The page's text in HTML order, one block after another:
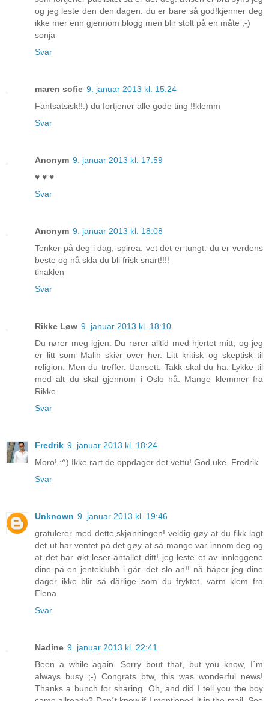
og jeg leste den den dagen. du er bare så god!kjenner deg
ikke mer enn gjennom blogg men blir stolt på en måte ;-)
sonja
Svar
maren sofie 9. januar 2013 kl. 15:24
Fantsatsisk!!:) du fortjener alle gode ting !!klemm
Svar
Anonym 9. januar 2013 kl. 17:59
♥ ♥ ♥
Svar
Anonym 9. januar 2013 kl. 18:08
Tenker på deg i dag, spirea. vet det er tungt. du er verdens
beste og nå skla du bli frisk snart!!!!
tinaklen
Svar
Rikke Løw 9. januar 2013 kl. 18:10
Du rører meg igjen. Du rører alltid med hjertet mitt, og jeg
er litt som Malin skivr over her. Litt kritisk og skeptisk til
religion. Men du treffer. Uansett. Takk skal du ha. Lykke til
med alt du skal gjennom i Oslo nå. Mange klemmer fra
Rikke
Svar
Fredrik 9. januar 2013 kl. 18:24
Moro! :^) Ikke rart de oppdager det vettu! God uke. Fredrik
Svar
Unknown 9. januar 2013 kl. 19:46
gratulerer med dette,skjønningen! veldig gøy at du fikk lagt
det ut.har ventet på det.gøy at så mange var innom deg og
at det har økt leser-antallet ditt! jeg leste et av innleggene
dine på en jenteklubb i går. det slo an!! nå håper jeg dine
dager ikke blir så dårlige som du fryktet. varm klem fra
Elena
Svar
Nadine 9. januar 2013 kl. 22:41
Been a while again. Sorry bout that, but you know, I´m
always busy ;-) Congrats btw, this was wonderful news!
Thanks a bunch for sharing. Oh, and did I tell you the boy